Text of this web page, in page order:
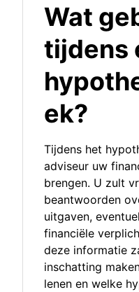
Wat
tijdens
ek?
Tijdens het
adviseur uw
brengen. U zult
beantwoorden
uitgaven,
financiële
deze informatie
inschatting
lenen en welke